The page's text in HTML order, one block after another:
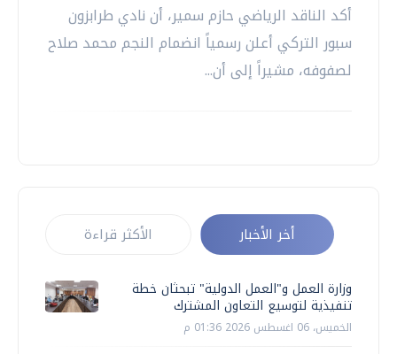
أكد الناقد الرياضي حازم سمير، أن نادي طرابزون
سبور التركي أعلن رسمياً انضمام النجم محمد صلاح
لصفوفه، مشيراً إلى أن...
أخر الأخبار الأكثر قراءة
وزارة العمل و"العمل الدولية" تبحثان خطة
تنفيذية لتوسيع التعاون المشترك
الخميس، 06 اغسطس 2026 01:36 م